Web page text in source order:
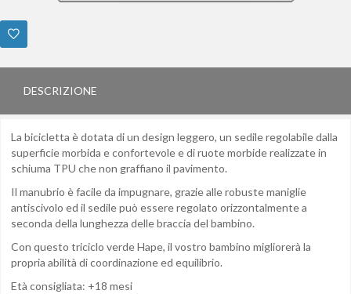
DESCRIZIONE
La bicicletta è dotata di un design leggero, un sedile regolabile dalla
superficie morbida e confortevole e di ruote morbide realizzate in
schiuma TPU che non graffiano il pavimento.
Il manubrio è facile da impugnare, grazie alle robuste maniglie
antiscivolo ed il sedile può essere regolato orizzontalmente a
seconda della lunghezza delle braccia del bambino.
Con questo triciclo verde Hape, il vostro bambino migliorerà la
propria abilità di coordinazione ed equilibrio.
Età consigliata: +18 mesi